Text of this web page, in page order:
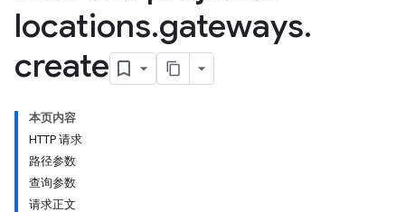
locations.gateways.
create
本页内容
HTTP 请求
路径参数
查询参数
请求正文